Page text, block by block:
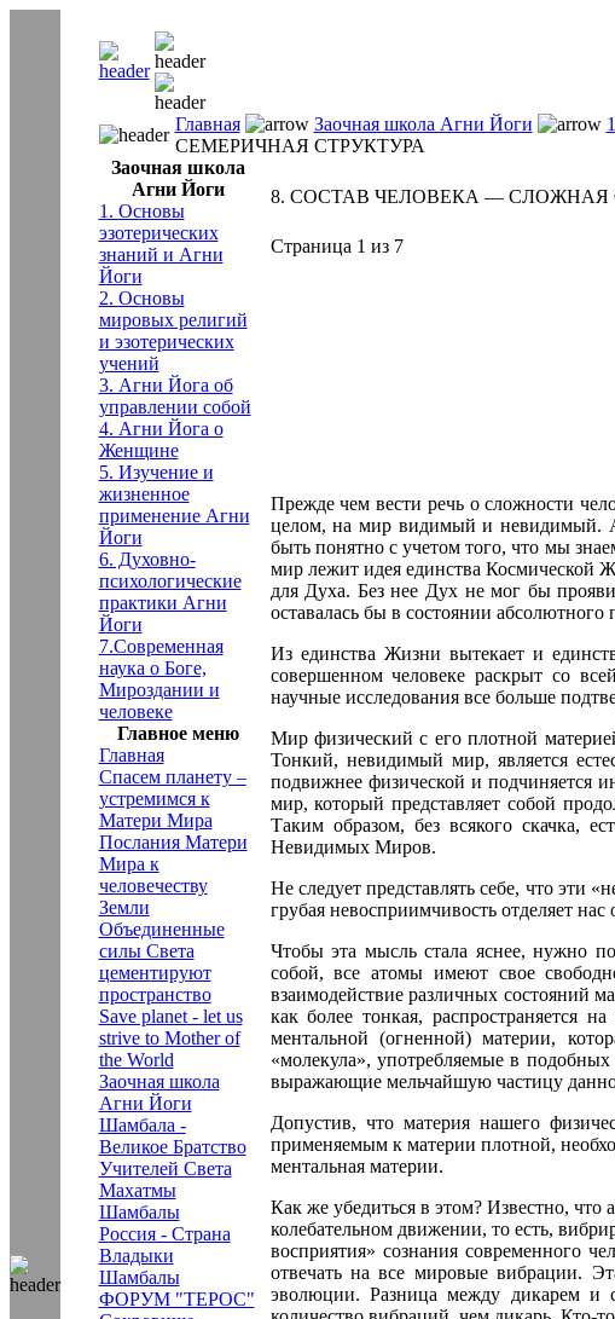
Главная Заочная школа Агни Йоги
СЕМЕРИЧНАЯ СТРУКТУРА
Заочная школа
Агни Йоги
1. Основы
эзотерических
знаний и Агни
Йоги
2. Основы
мировых религий
и эзотерических
учений
3. Агни Йога об
управлении собой
4. Агни Йога о
Женщине
5. Изучение и
жизненное
применение Агни
Йоги
6. Духовно-
психологические
практики Агни
Йоги
7.Современная
наука о Боге,
Мироздании и
человеке
Главное меню
Главная
Спасем планету –
устремимся к
Матери Мира
Послания Матери
Мира к
человечеству
Земли
Объединенные
силы Света
цементируют
пространство
Save planet - let us
strive to Mother of
the World
Заочная школа
Агни Йоги
Шамбала -
Великое Братство
Учителей Света
Махатмы
Шамбалы
Россия - Страна
Владыки
Шамбалы
ФОРУМ "ТЕРОС"
8. СОСТАВ ЧЕЛОВЕКА — СЛОЖНАЯ
Страница 1 из 7
Прежде чем вести речь о сложности
целом, на мир видимый и невидимый.
быть понятно с учетом того, что мы
мир лежит идея единства Космической
для Духа. Без нее Дух не мог бы
оставалась бы в состоянии абсолютного
Из единства Жизни вытекает и
совершенном человеке раскрыт со
научные исследования все больше
Мир физический с его плотной
Тонкий, невидимый мир, является
подвижнее физической и подчиняется
мир, который представляет собой
Таким образом, без всякого скачка,
Невидимых Миров.
Не следует представлять себе, что
грубая невосприимчивость отделяет
Чтобы эта мысль стала яснее, нужно
собой, все атомы имеют свое
взаимодействие различных состояний
как более тонкая, распространяется
ментальной (огненной) материи,
«молекула», употребляемые в
выражающие мельчайшую частицу
Допустив, что материя нашего
применяемым к материи плотной,
ментальная материи.
Как же убедиться в этом? Известно,
колебательном движении, то есть,
восприятия» сознания современного
отвечать на все мировые вибрации.
эволюции. Разница между дикарем и